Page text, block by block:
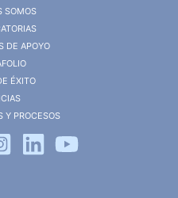
SOMOS
DE APOYO
ÉXITO
Y PROCESOS